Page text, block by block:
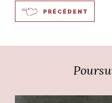
PRÉCÉDENT